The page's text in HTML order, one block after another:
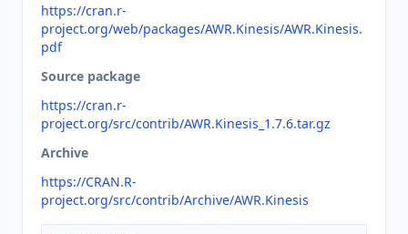
https://cran.r-
project.org/web/packages/AWR.Kinesis/AWR.Kinesis.
pdf
Source package
https://cran.r-
project.org/src/contrib/AWR.Kinesis_1.7.6.tar.gz
Archive
https://CRAN.R-
project.org/src/contrib/Archive/AWR.Kinesis